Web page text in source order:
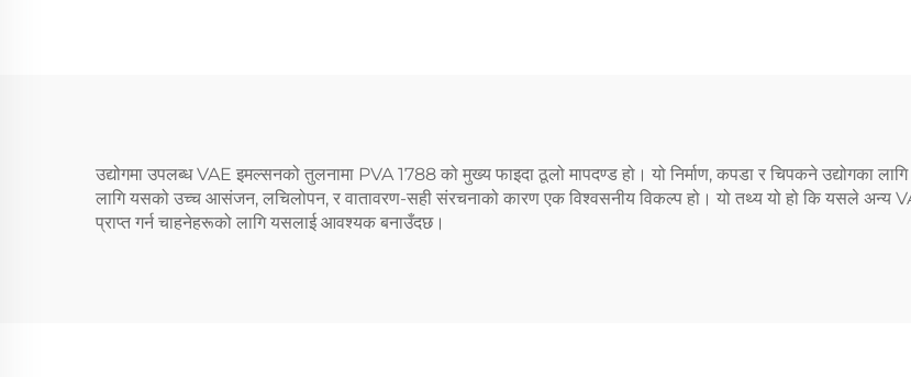
उद्योगमा उपलब्ध VAE इमल्सनको तुलनामा PVA 1788 को मुख्य फाइदा ठूलो मापदण्ड हो। यो निर्माण, कपडा र चिपकने उद्योगका
लागि यसको उच्च आसंजन, लचिलोपन, र वातावरण-सही संरचनाको कारण एक विश्वसनीय विकल्प हो। यो तथ्य यो हो कि यसले अन्य
प्राप्त गर्न चाहनेहरूको लागि यसलाई आवश्यक बनाउँदछ।